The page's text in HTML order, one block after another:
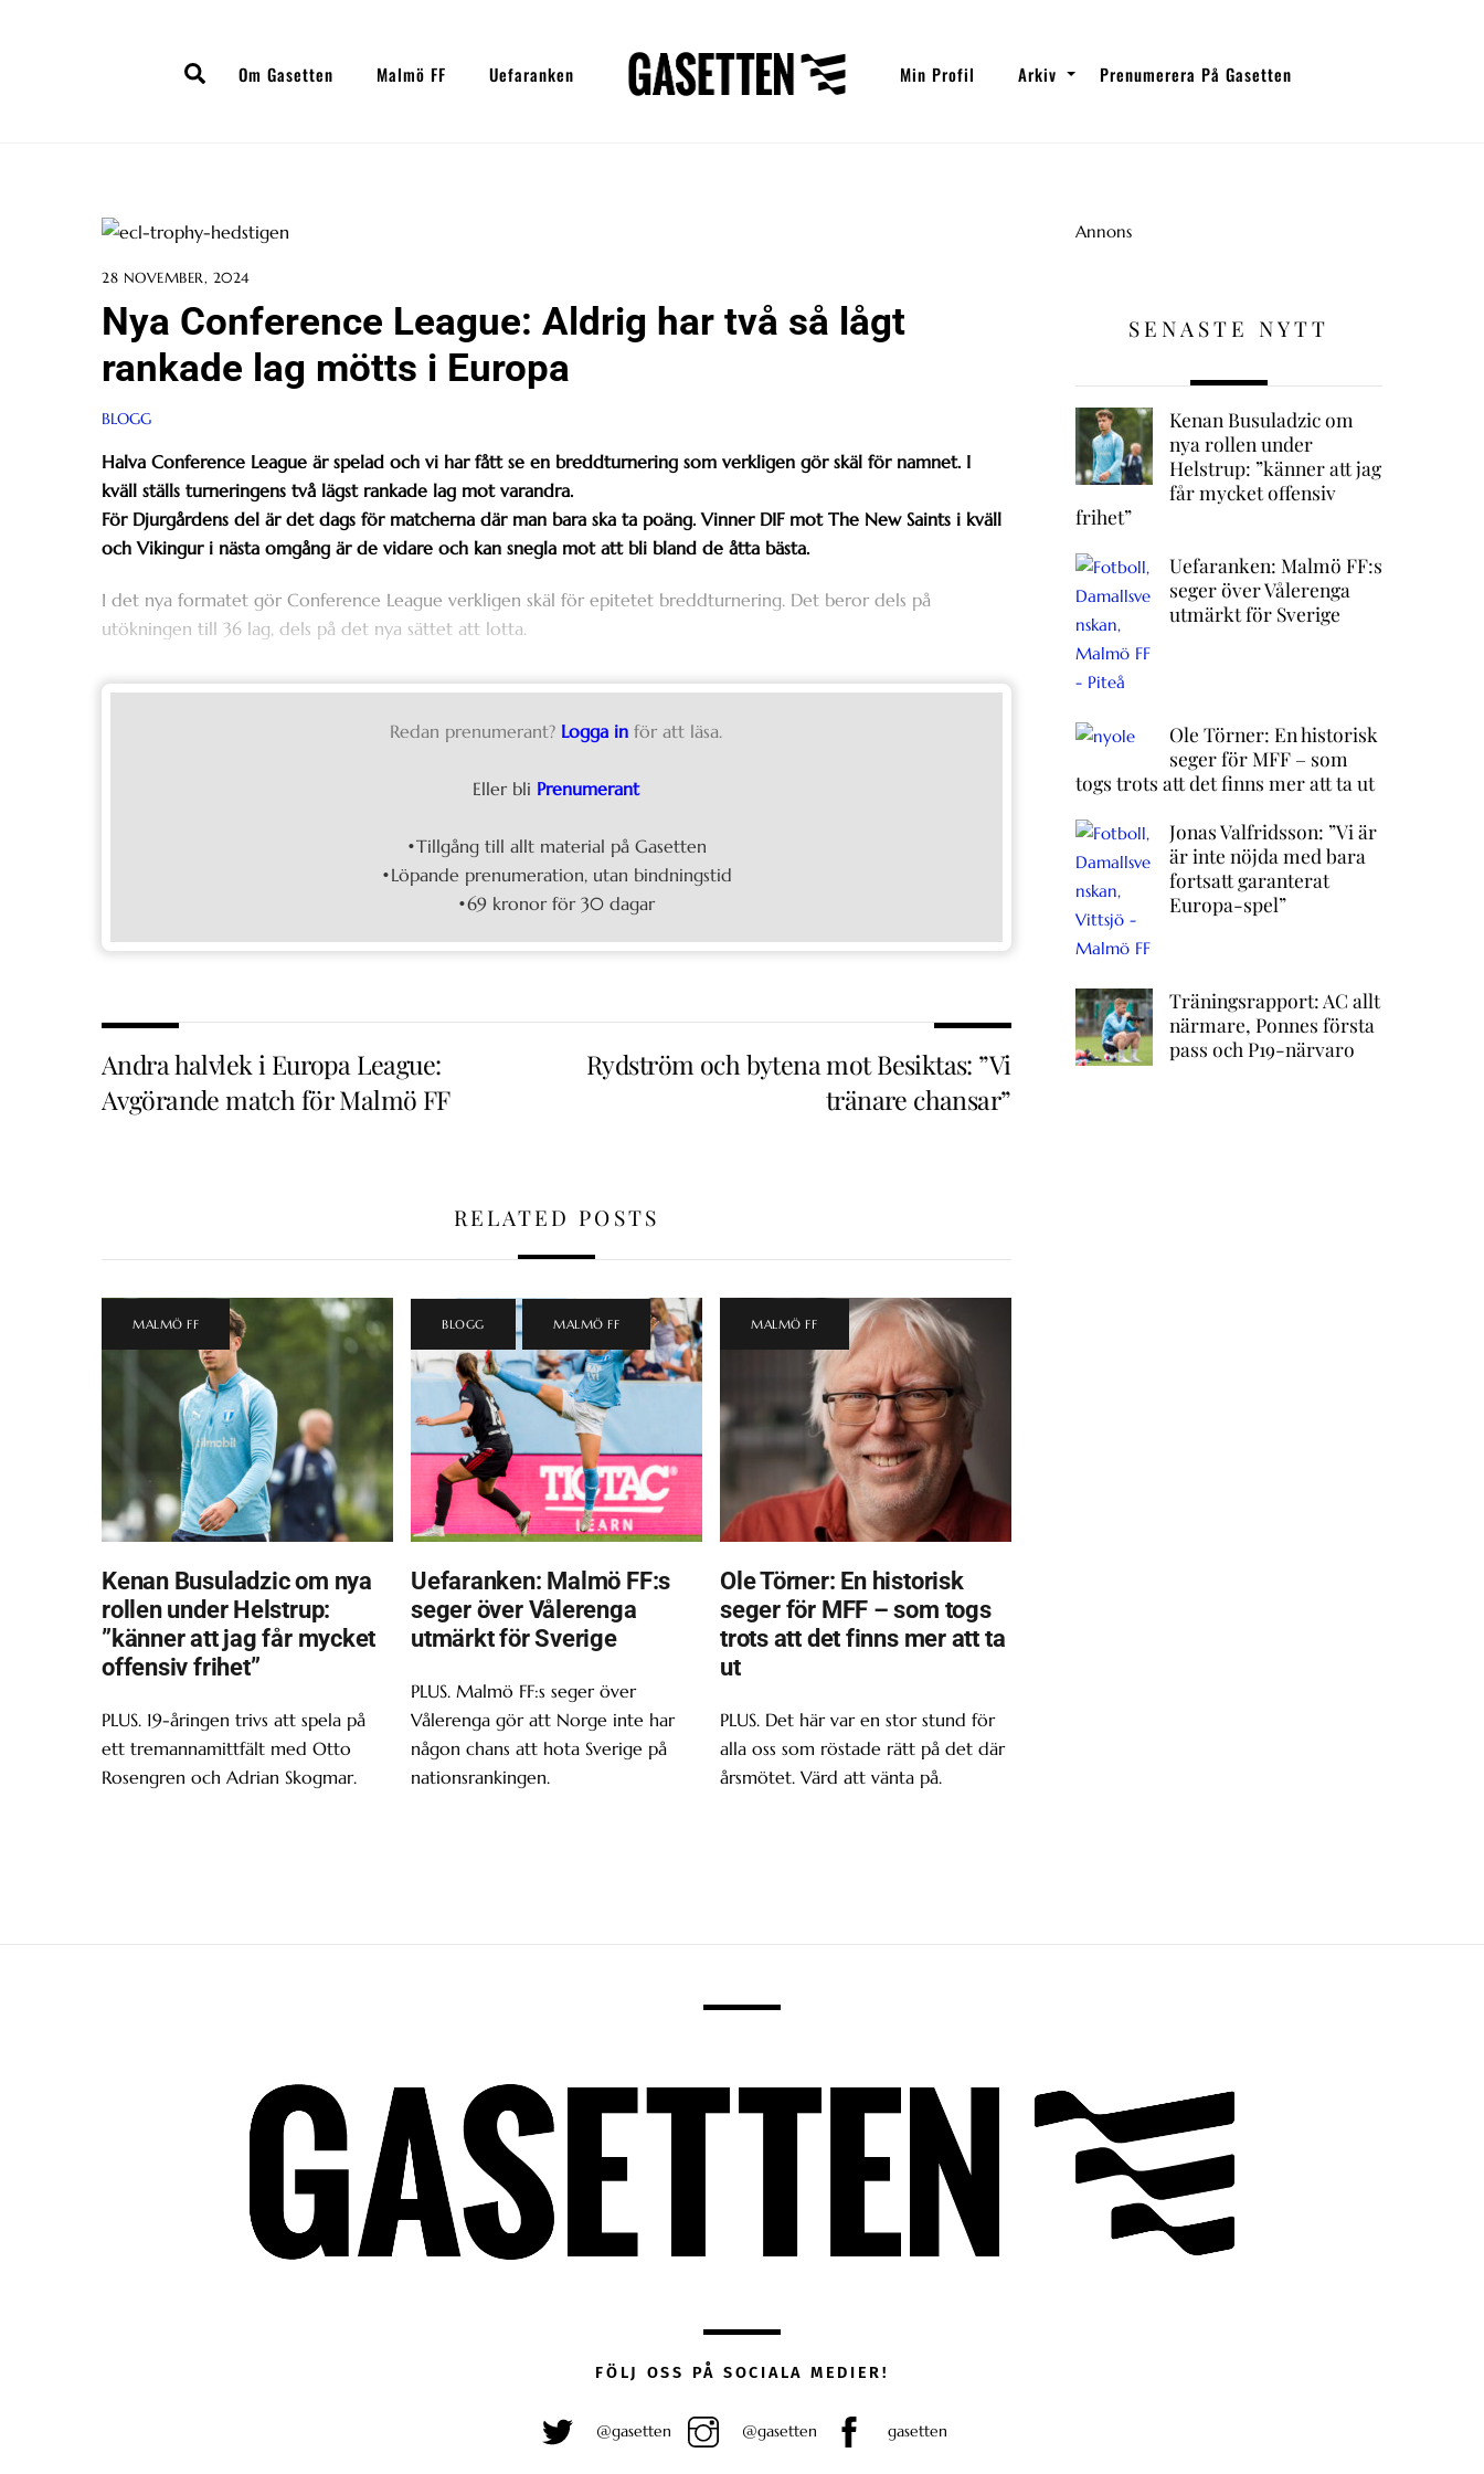
SearchOm Gasetten Malmö FF Uefaranken Min Profil Arkiv Prenumerera På Gasetten
28 NOVEMBER, 2024
Nya Conference League: Aldrig har två så lågt
rankade lag mötts i Europa
BLOGG
Halva Conference League är spelad och vi har fått se en breddturnering som verkligen gör skäl för namnet. I
kväll ställs turneringens två lägst rankade lag mot varandra.
För Djurgårdens del är det dags för matcherna där man bara ska ta poäng. Vinner DIF mot The New Saints i kväll
och Vikingur i nästa omgång är de vidare och kan snegla mot att bli bland de åtta bästa.
I det nya formatet gör Conference League verkligen skäl för epitetet breddturnering. Det beror dels på
utökningen till 36 lag, dels på det nya sättet att lotta.
Redan prenumerant? Logga in för att läsa.
Eller bli Prenumerant
•Tillgång till allt material på Gasetten
•Löpande prenumeration, utan bindningstid
•69 kronor för 30 dagar
Andra halvlek i Europa League:
Avgörande match för Malmö FF
Rydström och bytena mot Besiktas: ”Vi
tränare chansar”
RELATED POSTS
MALMÖ FF
Kenan Busuladzic om nya
rollen under Helstrup:
”känner att jag får mycket
offensiv frihet”
PLUS. 19-åringen trivs att spela på
ett tremannamittfält med Otto
Rosengren och Adrian Skogmar.
BLOGG MALMÖ FF
Uefaranken: Malmö FF:s
seger över Vålerenga
utmärkt för Sverige
PLUS. Malmö FF:s seger över
Vålerenga gör att Norge inte har
någon chans att hota Sverige på
nationsrankingen.
MALMÖ FF
Ole Törner: En historisk
seger för MFF – som togs
trots att det finns mer att ta
ut
PLUS. Det här var en stor stund för
alla oss som röstade rätt på det där
årsmötet. Värd att vänta på.
Annons
SENASTE NYTT
Kenan Busuladzic om
nya rollen under
Helstrup: ”känner att jag
får mycket offensiv
frihet”
Uefaranken: Malmö FF:s
seger över Vålerenga
utmärkt för Sverige
Ole Törner: En historisk
seger för MFF – som
togs trots att det finns mer att ta ut
Jonas Valfridsson: ”Vi är
är inte nöjda med bara
fortsatt garanterat
Europa-spel”
Träningsrapport: AC allt
närmare, Ponnes första
pass och P19-närvaro
FÖLJ OSS PÅ SOCIALA MEDIER!
@gasetten @gasetten gasetten